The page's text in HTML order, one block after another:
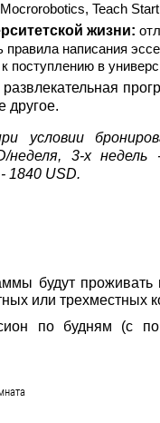
Teach
жизни:
написания
поступлению в
другое.
условии
3-х недель
1840 USD.
будут проживать
или трехместных
по будням (с